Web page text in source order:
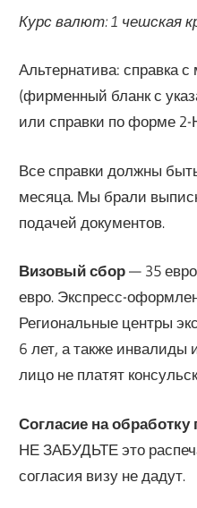
Курс валют: 1 чешская
Альтернатива: справка
(фирменный бланк с
или справки по форме
Все справки должны
месяца. Мы брали
подачей документов.
Визовый сбор— 35
евро. Экспресс-
Региональные центры
6 лет, а также
лицо не платят
Согласие на
НЕ ЗАБУДЬТЕ это
согласия визу не дадут.